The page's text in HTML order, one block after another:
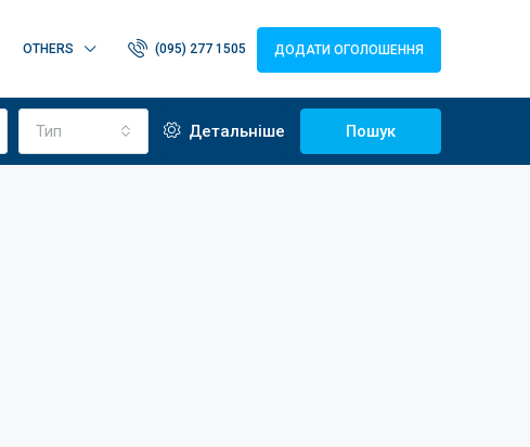
OTHERS (095) 277 1505 ДОДАТИ ОГОЛОШЕННЯ
Тип Детальніше Пошук